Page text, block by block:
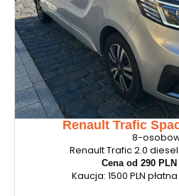
Renault Trafic
8-
Renault Trafic 2.0
Cena od 290
Kaucja: 1500 PLN